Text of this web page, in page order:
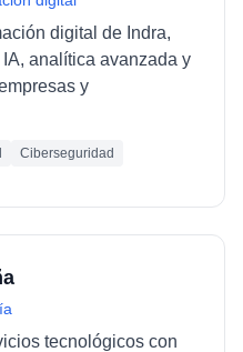
digital de Indra,
analítica avanzada y
y
Ciberseguridad
tecnológicos con